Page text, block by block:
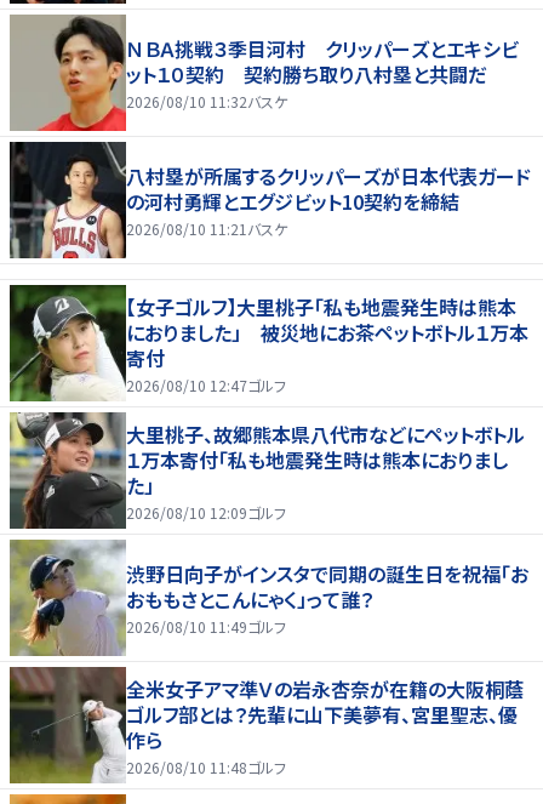
ＮＢＡ挑戦３季目河村 クリッパーズとエキシビ
ット１０契約 契約勝ち取り八村塁と共闘だ
2026/08/10 11:32バスケ
八村塁が所属するクリッパーズが日本代表ガード
の河村勇輝とエグジビット10契約を締結
2026/08/10 11:21 バスケ
【女子ゴルフ】大里桃子「私も地震発生時は熊本
におりました」 被災地にお茶ペットボトル１万本
寄付
2026/08/10 12:47ゴルフ
大里桃子、故郷熊本県八代市などにペットボトル
１万本寄付「私も地震発生時は熊本におりまし
た」
2026/08/10 12:09ゴルフ
渋野日向子がインスタで同期の誕生日を祝福「お
おももさとこんにゃく」って誰？
2026/08/10 11:49ゴルフ
全米女子アマ準Ｖの岩永杏奈が在籍の大阪桐蔭
ゴルフ部とは？先輩に山下美夢有、宮里聖志、優
作ら
2026/08/10 11:48ゴルフ